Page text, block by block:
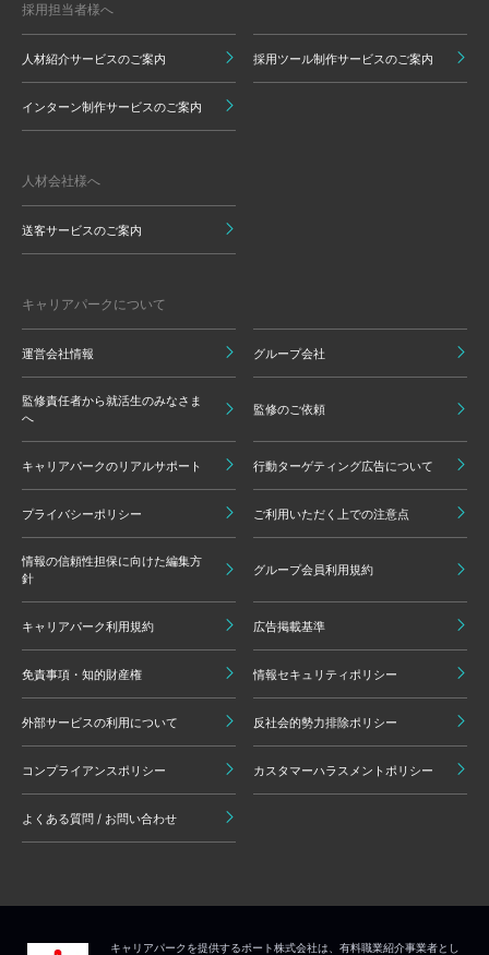
採用担当者様へ
人材紹介サービスのご案内 採用ツール制作サービスのご案内
インターン制作サービスのご案内
人材会社様へ
送客サービスのご案内
キャリアパークについて
運営会社情報 グループ会社
監修責任者から就活生のみなさま
へ
監修のご依頼
キャリアパークのリアルサポート 行動ターゲティング広告について
プライバシーポリシー ご利用いただく上での注意点
情報の信頼性担保に向けた編集方
針
グループ会員利用規約
キャリアパーク利用規約 広告掲載基準
免責事項・知的財産権 情報セキュリティポリシー
外部サービスの利用について 反社会的勢力排除ポリシー
コンプライアンスポリシー カスタマーハラスメントポリシー
よくある質問 / お問い合わせ